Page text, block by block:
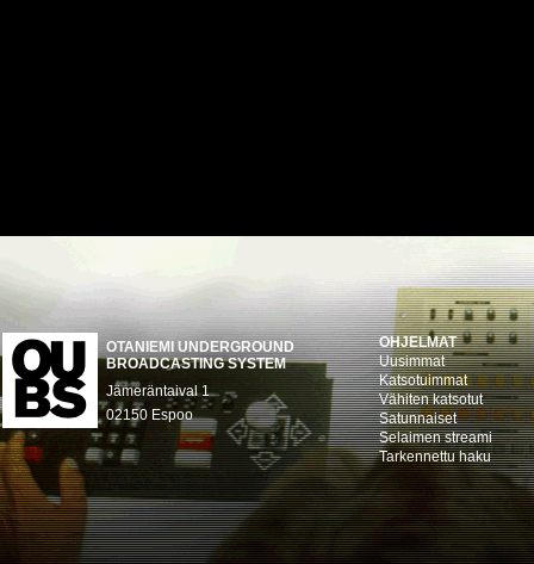
OTANIEMI UNDERGROUND
BROADCASTING SYSTEM
Jämeräntaival 1
02150 Espoo
OHJELMAT
Uusimmat
Katsotuimmat
Vähiten katsotut
Satunnaiset
Selaimen streami
Tarkennettu haku